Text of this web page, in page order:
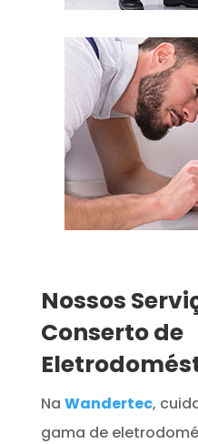
Nossos
Conserto de
Na Wandertec,
gama de